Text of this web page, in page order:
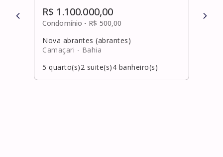
R$ 1.100.000,00
Condomínio - R$ 500,00
Nova abrantes (abrantes)
Camaçari - Bahia
5 quarto(s)2 suite(s)4 banheiro(s)
R$